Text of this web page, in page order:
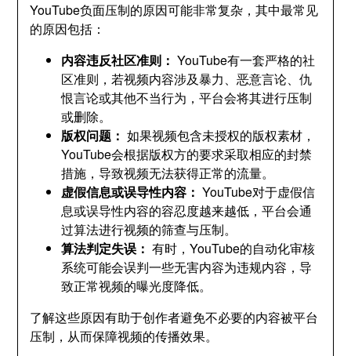
YouTube负面压制的原因可能非常复杂，其中最常见
的原因包括：
内容违反社区准则： YouTube有一套严格的社
区准则，若视频内容涉及暴力、恶意言论、仇
恨言论或其他不当行为，平台会将其进行压制
或删除。
版权问题： 如果视频包含未授权的版权素材，
YouTube会根据版权方的要求采取相应的封禁
措施，导致视频无法获得正常的流量。
虚假信息或误导性内容： YouTube对于虚假信
息或误导性内容的容忍度越来越低，平台会通
过算法进行视频的筛查与压制。
算法判定失误： 有时，YouTube的自动化审核
系统可能会误判一些无害内容为违规内容，导
致正常视频的曝光度降低。
了解这些原因有助于创作者避免不必要的内容被平台
压制，从而保障视频的传播效果。